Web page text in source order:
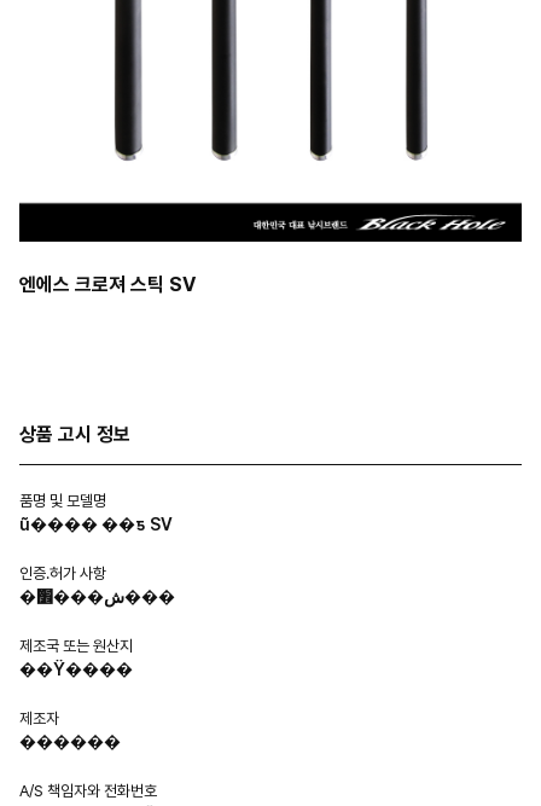
엔에스 크로져 스틱 SV
상품 고시 정보
품명 및 모델명
ũ���� ��ƽ SV
인증.허가 사항
�ش���׾���
제조국 또는 원산지
��Ÿ����
제조자
������
A/S 책임자와 전화번호